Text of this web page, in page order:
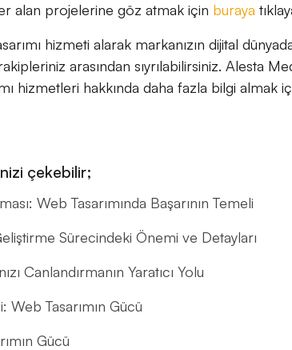
alan projelerine göz atmak için buraya
hizmeti alarak markanızın dijital
arasından sıyrılabilirsiniz. Alesta
hizmetleri hakkında daha fazla bilgi almak
çekebilir;
Web Tasarımında Başarının Temeli
Sürecindeki Önemi ve Detayları
Canlandırmanın Yaratıcı Yolu
Web Tasarımın Gücü
Gücü